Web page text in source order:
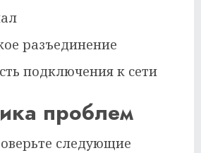
разъединение
подключения к сети
проблем
следующие